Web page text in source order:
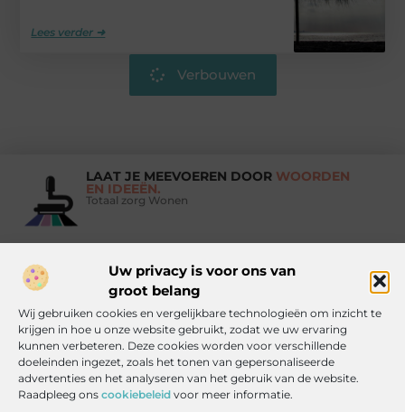
Uw privacy is voor ons van
groot belang
Wij gebruiken cookies en vergelijkbare technologieën om inzicht te
krijgen in hoe u onze website gebruikt, zodat we uw ervaring
kunnen verbeteren. Deze cookies worden voor verschillende
doeleinden ingezet, zoals het tonen van gepersonaliseerde
advertenties en het analyseren van het gebruik van de website.
Raadpleeg ons cookiebeleid voor meer informatie.
Lees verder ➜
Verbouwen
LAAT JE MEEVOEREN DOOR WOORDEN
EN IDEEËN.
Totaal zorg Wonen
Vind Ons Hier :
Beroemdheden Uit de Media Partners Over ons
Contact Artikel publiceren Website index Cookiebeleid (EU)